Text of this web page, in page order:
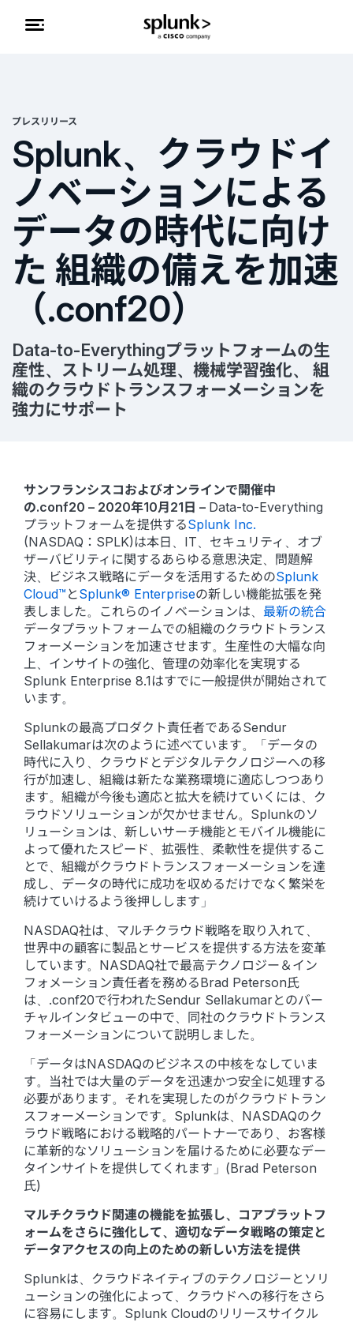
プレスリリース
Splunk、クラウドイ
ノベーションによる
データの時代に向け
た 組織の備えを加速
（.conf20）
Data-to-Everythingプラットフォームの生
産性、ストリーム処理、機械学習強化、 組
織のクラウドトランスフォーメーションを
強力にサポート
サンフランシスコおよびオンラインで開催中
の.conf20 – 2020年10月21日 – Data-to-Everything
プラットフォームを提供するSplunk Inc.
(NASDAQ：SPLK)は本日、IT、セキュリティ、オブ
ザーバビリティに関するあらゆる意思決定、問題解
決、ビジネス戦略にデータを活用するためのSplunk
Cloud™ とSplunk® Enterpriseの新しい機能拡張を発
表しました。これらのイノベーションは、 最新の統合
データプラットフォームでの組織のクラウドトランス
フォーメーションを加速させます。生産性の大幅な向
上、インサイトの強化、管理の効率化を実現する
Splunk Enterprise 8.1はすでに一般提供が開始されて
います。
Splunkの最高プロダクト責任者であるSendur
Sellakumarは次のように述べています。「データの
時代に入り、クラウドとデジタルテクノロジーへの移
行が加速し、組織は新たな業務環境に適応しつつあり
ます。組織が今後も適応と拡大を続けていくには、ク
ラウドソリューションが欠かせません。Splunkのソ
リューションは、新しいサーチ機能とモバイル機能に
よって優れたスピード、拡張性、柔軟性を提供するこ
とで、組織がクラウドトランスフォーメーションを達
成し、データの時代に成功を収めるだけでなく繁栄を
続けていけるよう後押しします」
NASDAQ社は、マルチクラウド戦略を取り入れて、
世界中の顧客に製品とサービスを提供する方法を変革
しています。NASDAQ社で最高テクノロジー＆イン
フォメーション責任者を務めるBrad Peterson氏
は、.conf20で行われたSendur Sellakumarとのバー
チャルインタビューの中で、同社のクラウドトランス
フォーメーションについて説明しました。
「データはNASDAQのビジネスの中核をなしていま
す。当社では大量のデータを迅速かつ安全に処理する
必要があります。それを実現したのがクラウドトラン
スフォーメーションです。Splunkは、NASDAQのク
ラウド戦略における戦略的パートナーであり、お客様
に革新的なソリューションを届けるために必要なデー
タインサイトを提供してくれます」(Brad Peterson
氏)
マルチクラウド関連の機能を拡張し、コアプラットフ
ォームをさらに強化して、適切なデータ戦略の策定と
データアクセスの向上のための新しい方法を提供
Splunkは、クラウドネイティブのテクノロジーとソリ
ューションの強化によって、クラウドへの移行をさら
に容易にします。Splunk Cloudのリリースサイクル